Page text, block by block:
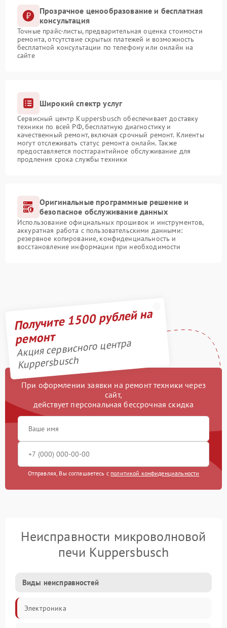
Прозрачное ценообразование и бесплатная
консультация
Точные прайс-листы, предварительная оценка стоимости
ремонта, отсутствие скрытых платежей и возможность
бесплатной консультации по телефону или онлайн на
сайте
Широкий спектр услуг
Сервисный центр Kuppersbusch обеспечивает доставку
техники по всей РФ, бесплатную диагностику и
качественный ремонт, включая срочный ремонт. Клиенты
могут отслеживать статус ремонта онлайн. Также
предоставляется постгарантийное обслуживание для
продления срока службы техники
Оригинальные программные решение и
безопасное обслуживание данных
Использование официальных прошивок и инструментов,
аккуратная работа с пользовательскими данными:
резервное копирование, конфиденциальность и
восстановление информации при необходимости
Получите 1500 рублей на
ремонт
Акция сервисного центра
Kuppersbusch
При оформлении заявки на ремонт техники через
сайт,
действует персональная бессрочная скидка
Отправляя, Вы соглашаетесь с политикой конфиденциальности
Неисправности микроволновой
печи Kuppersbusch
Виды неисправностей
Электроника